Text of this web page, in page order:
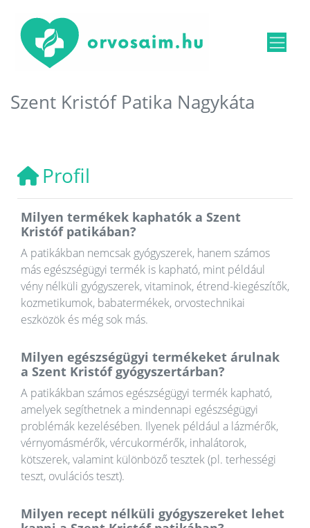
Szent Kristóf Patika Nagykáta
Profil
Milyen termékek kaphatók a Szent
Kristóf patikában?
A patikákban nemcsak gyógyszerek, hanem számos
más egészségügyi termék is kapható, mint például
vény nélküli gyógyszerek, vitaminok, étrend-kiegészítők,
kozmetikumok, babatermékek, orvostechnikai
eszközök és még sok más.
Milyen egészségügyi termékeket árulnak
a Szent Kristóf gyógyszertárban?
A patikákban számos egészségügyi termék kapható,
amelyek segíthetnek a mindennapi egészségügyi
problémák kezelésében. Ilyenek például a lázmérők,
vérnyomásmérők, vércukormérők, inhalátorok,
kötszerek, valamint különböző tesztek (pl. terhességi
teszt, ovulációs teszt).
Milyen recept nélküli gyógyszereket lehet